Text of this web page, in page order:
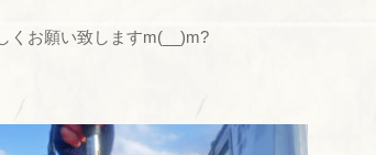
くお願い致しますm(__)m?